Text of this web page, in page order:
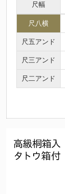
尺幅
尺八横
尺五アンド
尺三アンド
尺二アンド